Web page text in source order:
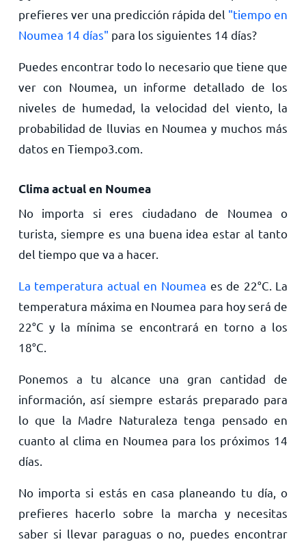
prefieres ver una predicción rápida del "tiempo en
Noumea 14 días" para los siguientes 14 días?
Puedes encontrar todo lo necesario que tiene que
ver con Noumea, un informe detallado de los
niveles de humedad, la velocidad del viento, la
probabilidad de lluvias en Noumea y muchos más
datos en Tiempo3.com.
Clima actual en Noumea
No importa si eres ciudadano de Noumea o
turista, siempre es una buena idea estar al tanto
del tiempo que va a hacer.
La temperatura actual en Noumea es de 22°C . La
temperatura máxima en Noumea para hoy será de
22°C y la mínima se encontrará en torno a los
18°C
Ponemos a tu alcance una gran cantidad de
información, así siempre estarás preparado para
lo que la Madre Naturaleza tenga pensado en
cuanto al clima en Noumea para los próximos 14
días.
No importa si estás en casa planeando tu día, o
prefieres hacerlo sobre la marcha y necesitas
saber si llevar paraguas o no, puedes encontrar